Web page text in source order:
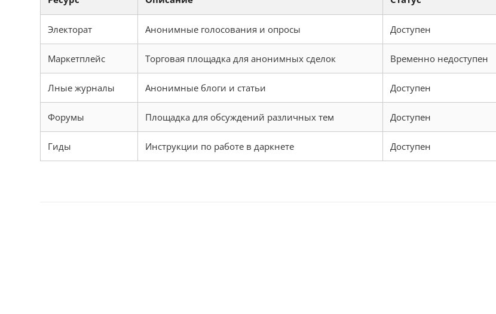
Электорат Анонимные голосования и опросы Доступен
Маркетплейс Торговая площадка для анонимных сделок Временно недоступен
Лные журналы Анонимные блоги и статьи Доступен
Форумы Площадка для обсуждений различных тем Доступен
Гиды Инструкции по работе в даркнете Доступен